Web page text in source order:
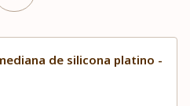
de silicona platino -